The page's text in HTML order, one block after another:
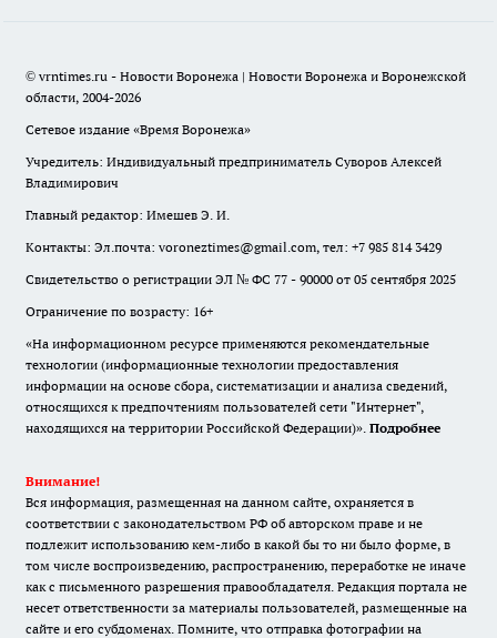
© vrntimes.ru - Новости Воронежа | Новости Воронежа и Воронежской
области, 2004-2026
Сетевое издание «Время Воронежа»
Учредитель: Индивидуальный предприниматель Суворов Алексей
Владимирович
Главный редактор: Имешев Э. И.
Контакты: Эл.почта: voroneztimes@gmail.com, тел: +7 985 814 3429
Свидетельство о регистрации ЭЛ № ФС 77 - 90000 от 05 сентября 2025
Ограничение по возрасту: 16+
«На информационном ресурсе применяются рекомендательные
технологии (информационные технологии предоставления
информации на основе сбора, систематизации и анализа сведений,
относящихся к предпочтениям пользователей сети "Интернет",
находящихся на территории Российской Федерации)». Подробнее
Внимание!
Вся информация, размещенная на данном сайте, охраняется в
соответствии с законодательством РФ об авторском праве и не
подлежит использованию кем-либо в какой бы то ни было форме, в
том числе воспроизведению, распространению, переработке не иначе
как с письменного разрешения правообладателя. Редакция портала не
несет ответственности за материалы пользователей, размещенные на
сайте и его субдоменах. Помните, что отправка фотографии на